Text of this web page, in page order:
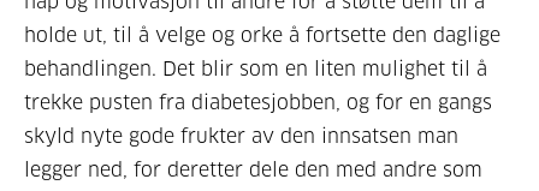
holde ut, til å velge og orke å fortsette den daglige
behandlingen. Det blir som en liten mulighet til å
trekke pusten fra diabetesjobben, og for en gangs
skyld nyte gode frukter av den innsatsen man
legger ned, for deretter dele den med andre som